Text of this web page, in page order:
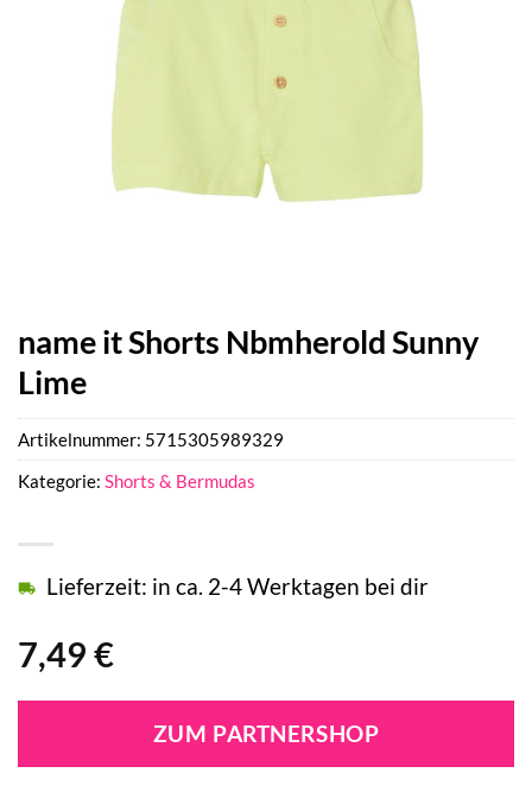
name it Shorts Nbmherold Sunny
Lime
7,49 €
Lieferzeit: in ca. 2-4 Werktagen bei dir
ZUM PARTNERSHOP
Artikelnummer: 5715305989329
Kategorie: Shorts & Bermudas